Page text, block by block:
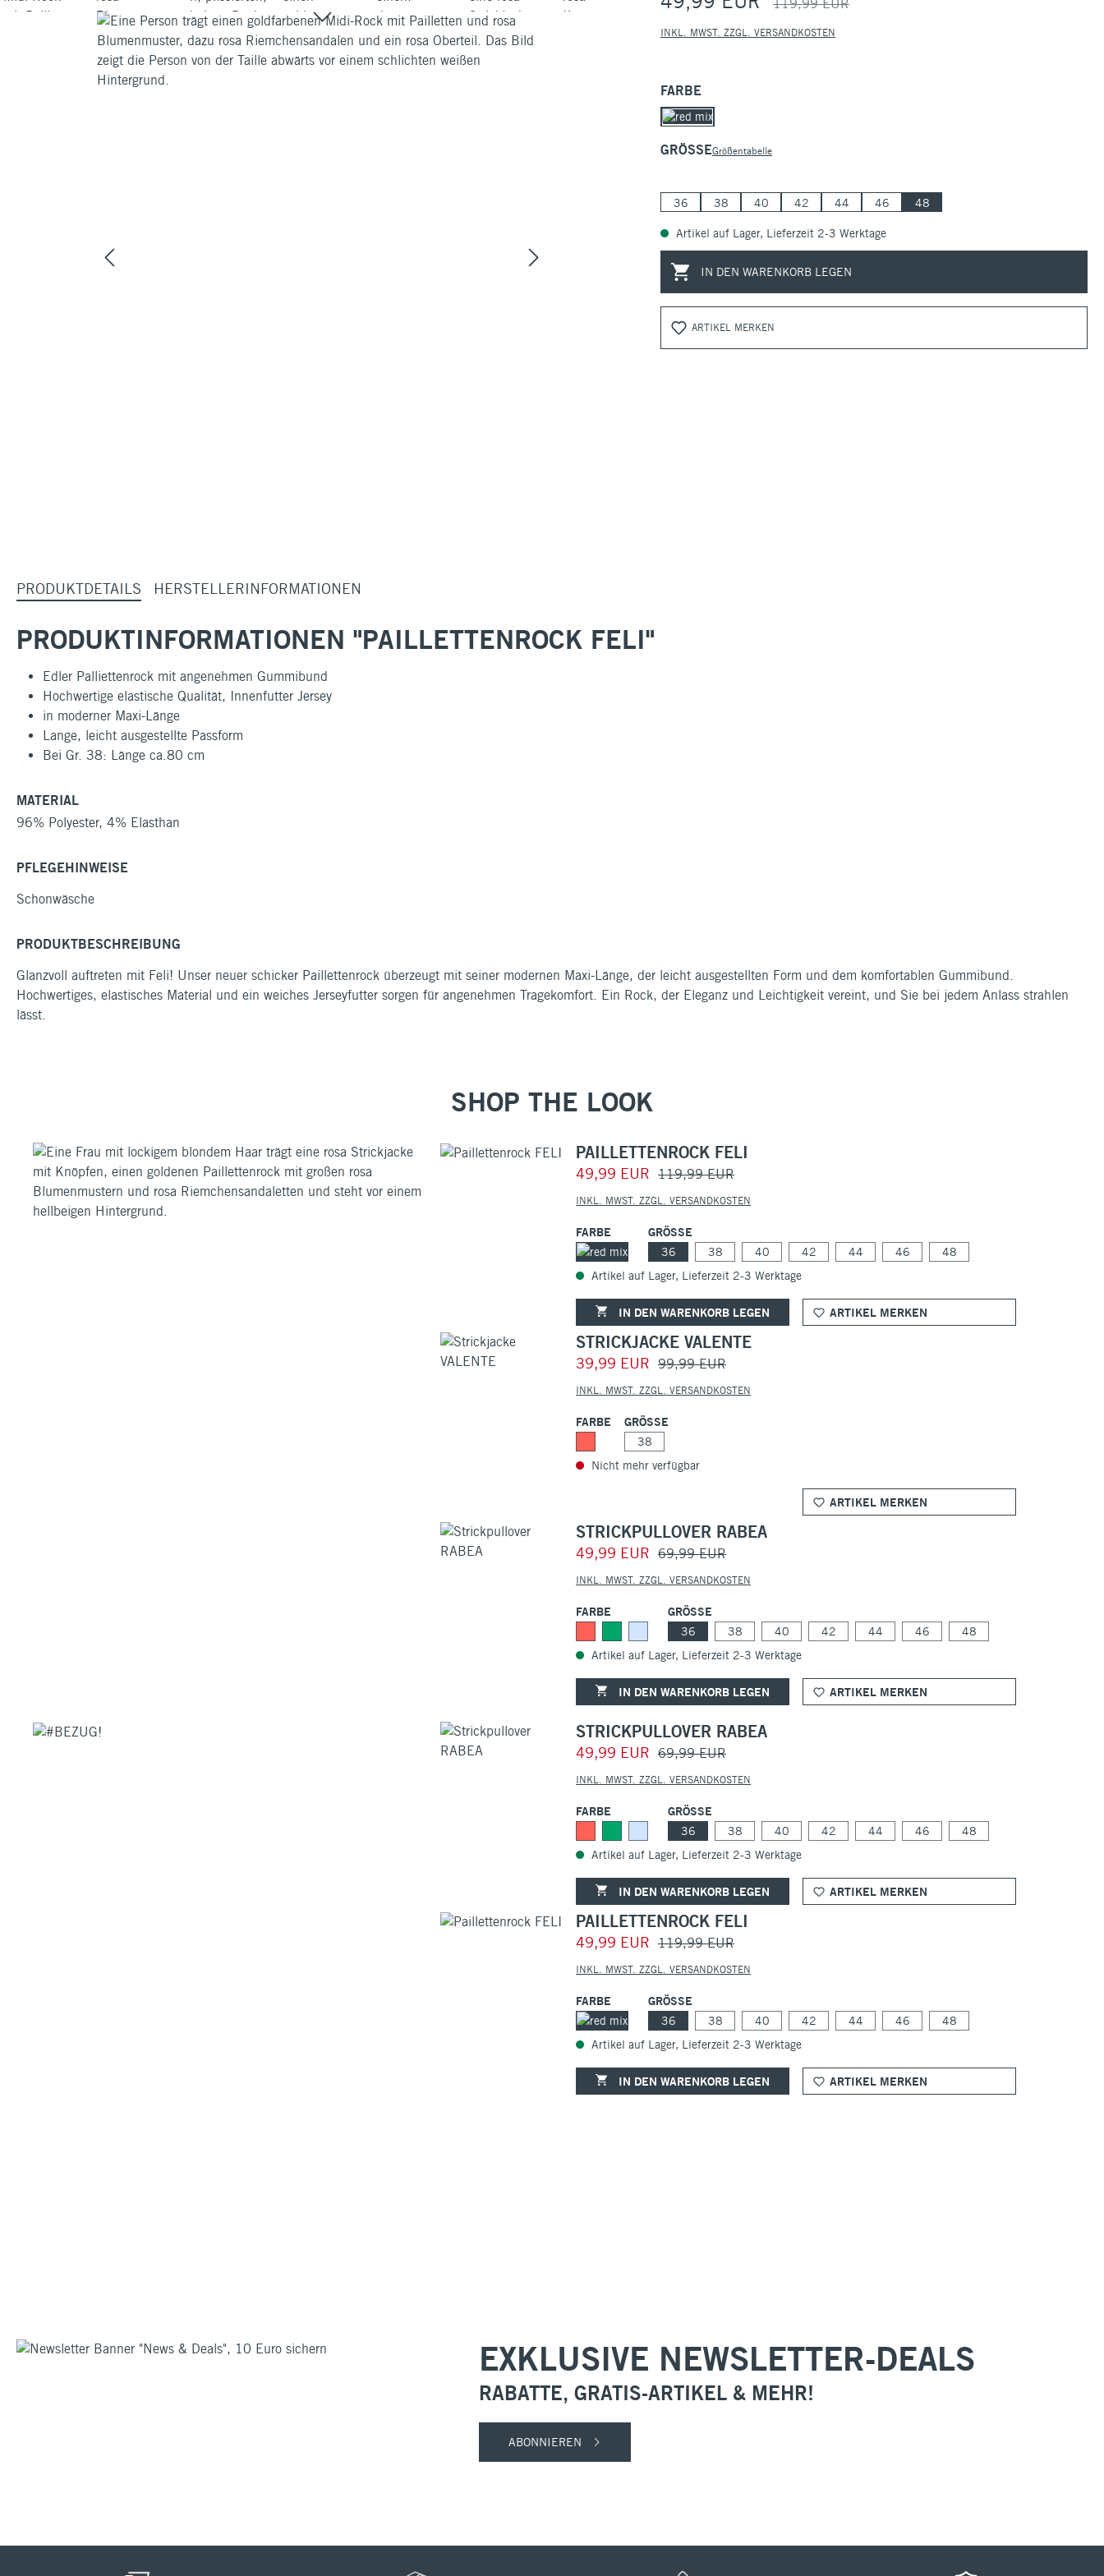
119,99 EUR
INKL. MWST. ZZGL. VERSANDKOSTEN
FARBE
AUSWÄHLEN
GRÖSSE
AUSWÄHLEN
Größentabelle
36 38 40 42 44 46 48
Artikel auf Lager, Lieferzeit 2-3 Werktage
IN DEN WARENKORB LEGEN
ARTIKEL MERKEN
PRODUKTDETAILS HERSTELLERINFORMATIONEN
PRODUKTINFORMATIONEN "PAILLETTENROCK FELI"
Edler Palliettenrock mit angenehmen Gummibund
Hochwertige elastische Qualität, Innenfutter Jersey
in moderner Maxi-Länge
Lange, leicht ausgestellte Passform
Bei Gr. 38: Länge ca.80 cm
MATERIAL
96% Polyester, 4% Elasthan
PFLEGEHINWEISE
Schonwäsche
PRODUKTBESCHREIBUNG
Glanzvoll auftreten mit Feli! Unser neuer schicker Paillettenrock überzeugt mit seiner modernen Maxi-Länge, der leicht ausgestellten Form und dem komfortablen Gummibund.
Hochwertiges, elastisches Material und ein weiches Jerseyfutter sorgen für angenehmen Tragekomfort. Ein Rock, der Eleganz und Leichtigkeit vereint, und Sie bei jedem Anlass strahlen
lässt.
SHOP THE LOOK
PAILLETTENROCK FELI
49,99 EUR 119,99 EUR
INKL. MWST. ZZGL. VERSANDKOSTEN
FARBE GRÖSSE
36 38 40 42 44 46
48
Artikel auf Lager, Lieferzeit 2-3 Werktage
IN DEN WARENKORB LEGEN ARTIKEL MERKEN
STRICKJACKE VALENTE
39,99 EUR 99,99 EUR
INKL. MWST. ZZGL. VERSANDKOSTEN
FARBE GRÖSSE
38
Nicht mehr verfügbar
ARTIKEL MERKEN
STRICKPULLOVER RABEA
49,99 EUR 69,99 EUR
INKL. MWST. ZZGL. VERSANDKOSTEN
FARBE GRÖSSE
36 38 40 42 44 46
48
Artikel auf Lager, Lieferzeit 2-3 Werktage
IN DEN WARENKORB LEGEN ARTIKEL MERKEN
STRICKPULLOVER RABEA
49,99 EUR 69,99 EUR
INKL. MWST. ZZGL. VERSANDKOSTEN
FARBE GRÖSSE
36 38 40 42 44 46
48
Artikel auf Lager, Lieferzeit 2-3 Werktage
IN DEN WARENKORB LEGEN ARTIKEL MERKEN
PAILLETTENROCK FELI
49,99 EUR 119,99 EUR
INKL. MWST. ZZGL. VERSANDKOSTEN
FARBE GRÖSSE
36 38 40 42 44 46
48
Artikel auf Lager, Lieferzeit 2-3 Werktage
IN DEN WARENKORB LEGEN ARTIKEL MERKEN
EXKLUSIVE NEWSLETTER-DEALS
RABATTE, GRATIS-ARTIKEL & MEHR!
ABONNIEREN